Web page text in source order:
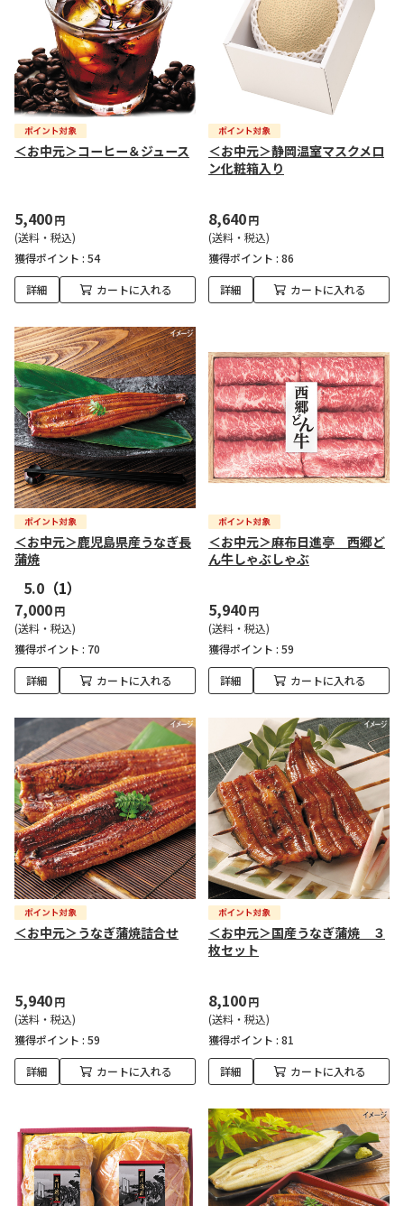
＜お中元＞コーヒー＆ジュース
5,400円
(送料・税込)
獲得ポイント : 54
詳細 カートに入れる
＜お中元＞静岡温室マスクメロ
ン化粧箱入り
8,640円
(送料・税込)
獲得ポイント : 86
詳細 カートに入れる
＜お中元＞鹿児島県産うなぎ長
蒲焼
5.0 （1）
7,000円
(送料・税込)
獲得ポイント : 70
詳細 カートに入れる
＜お中元＞麻布日進亭 西郷ど
ん牛しゃぶしゃぶ
5,940円
(送料・税込)
獲得ポイント : 59
詳細 カートに入れる
＜お中元＞うなぎ蒲焼詰合せ
5,940円
(送料・税込)
獲得ポイント : 59
詳細 カートに入れる
＜お中元＞国産うなぎ蒲焼 ３
枚セット
8,100円
(送料・税込)
獲得ポイント : 81
詳細 カートに入れる